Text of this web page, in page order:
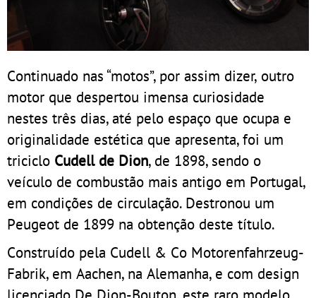
Continuado nas “motos”, por assim dizer, outro
motor que despertou imensa curiosidade
nestes três dias, até pelo espaço que ocupa e
originalidade estética que apresenta, foi um
triciclo Cudell de Dion, de 1898, sendo o
veículo de combustão mais antigo em Portugal,
em condições de circulação. Destronou um
Peugeot de 1899 na obtenção deste título.
Construído pela Cudell & Co Motorenfahrzeug-
Fabrik, em Aachen, na Alemanha, e com design